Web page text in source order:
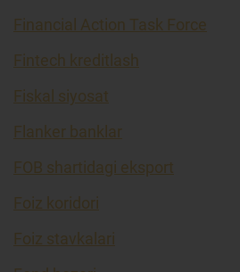
Financial Action Task Force
Fintech kreditlash
Fiskal siyosat
Flanker banklar
FOB shartidagi eksport
Foiz koridori
Foiz stavkalari